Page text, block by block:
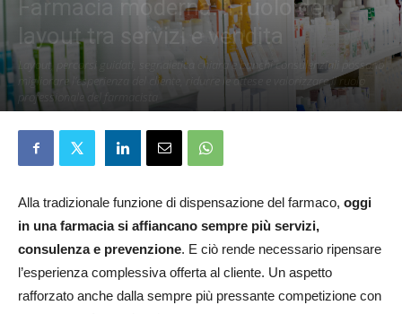
Farmacia moderna: il ruolo del
layout tra servizi e vendita
Layout, percorsi guidati, segnaletica chiara e banchi consulenziali possono
migliorare l’esperienza del cliente, ridurre le attese e valorizzare il ruolo
professionale del farmacista
Alla tradizionale funzione di dispensazione del farmaco, oggi
in una farmacia si affiancano sempre più servizi,
consulenza e prevenzione. E ciò rende necessario ripensare
l’esperienza complessiva offerta al cliente. Un aspetto
rafforzato anche dalla sempre più pressante competizione con